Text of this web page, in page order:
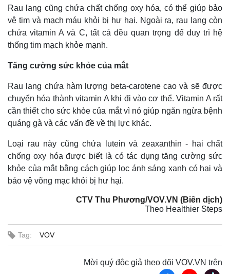
Kinh tế
Khởi nghiệp
Tiêu dùng
Chứng khoán
Giá cà phê
Rau lang cũng chứa chất chống oxy hóa, có thể giúp bảo
vệ tim và mạch máu khỏi bị hư hại. Ngoài ra, rau lang còn
chứa vitamin A và C, tất cả đều quan trọng để duy trì hệ
thống tim mạch khỏe mạnh.
Tăng cường sức khỏe của mắt
Rau lang chứa hàm lượng beta-carotene cao và sẽ được
chuyển hóa thành vitamin A khi đi vào cơ thể. Vitamin A rất
cần thiết cho sức khỏe của mắt vì nó giúp ngăn ngừa bệnh
quáng gà và các vấn đề về thị lực khác.
Loại rau này cũng chứa lutein và zeaxanthin - hai chất
chống oxy hóa được biết là có tác dụng tăng cường sức
khỏe của mắt bằng cách giúp lọc ánh sáng xanh có hại và
bảo vệ võng mạc khỏi bị hư hại.
CTV Thu Phương/VOV.VN (Biên dịch)
Theo Healthier Steps
Tag: VOV
Mời quý độc giả theo dõi VOV.VN trên